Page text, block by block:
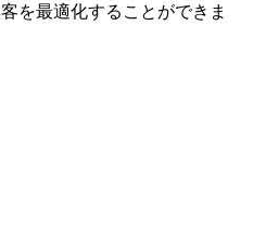
を最適化することができま